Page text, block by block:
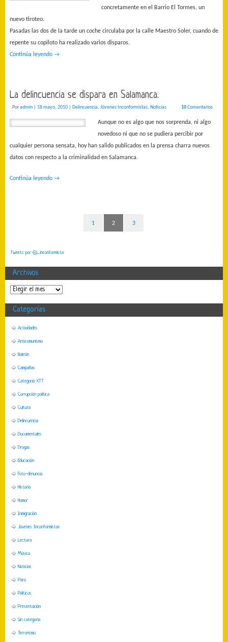
concretamente en el Barrio El Tormes, un
nuevo tiroteo.
Pasadas las dos de la tarde un coche circulaba por la calle Maestro Soler, cuando de
repente su copiloto ha realizado varios disparos.
Continúa leyendo →
La delincuencia se dispara en Salamanca.
Poradmin 18 mayo, 2010 Delincuencia, Jóvenes Inconformistas, Noticias 10Comentarios
Aunque no es algo que nos sorprenda, ni algo
novedoso ni que no se pudiera percibir por
cualquier persona sensata, hoy han salido publicados en la prensa charra nuevos
datos con respecto a la criminalidad en Salamanca.
Continúa leyendo →
1 2 3
Tweets por @j_inconformista
Archivos
Categorías
Actividades
Anticomunismo
Boletín
Campañas
Categoria XTT
Corrupción política
Cultura
Delincuencia
Documentales
Drogas
Educación
Foto-denuncia
Historia
Humor
Inmigración
Jóvenes Inconformistas
Lectura
Música
Noticias
Paro
Políticos
Presentación
Sin categoría
Terrorismo